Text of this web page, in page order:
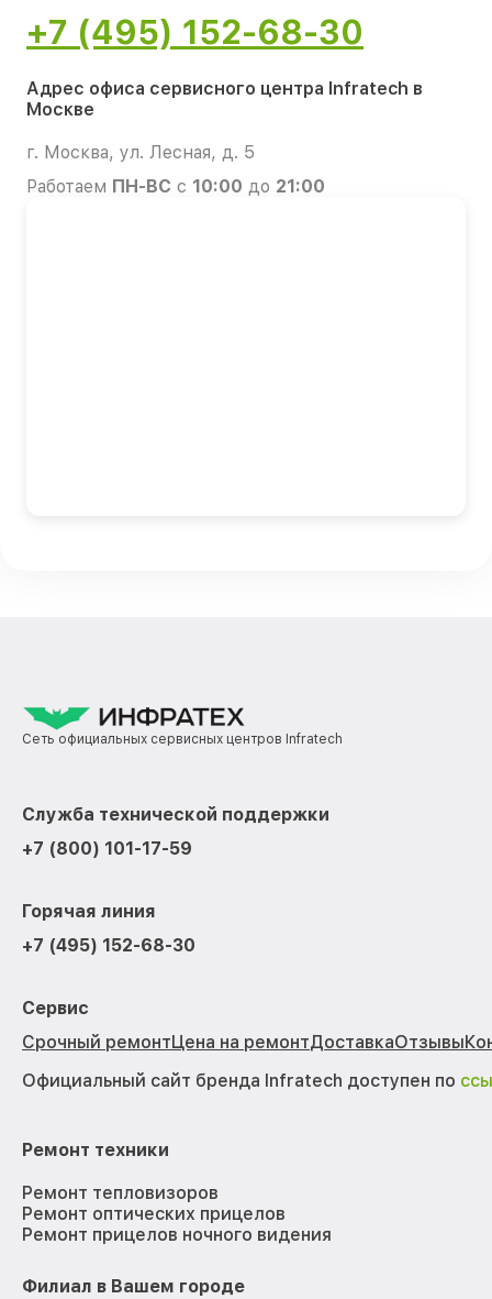
+7 (495) 152-68-30
Адрес офиса сервисного центра Infratech в
Москве
г. Москва, ул. Лесная, д. 5
Работаем ПН-ВС с 10:00 до 21:00
Сеть официальных сервисных центров Infratech
Служба технической поддержки
+7 (800) 101-17-59
Горячая линия
+7 (495) 152-68-30
Сервис
Срочный ремонтЦена на ремонтДоставкаОтзывы
Официальный сайт бренда Infratech доступен по
Ремонт техники
Ремонт тепловизоров
Ремонт оптических прицелов
Ремонт прицелов ночного видения
Филиал в Вашем городе